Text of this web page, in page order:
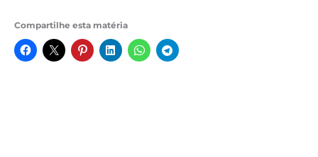
Compartilhe esta matéria